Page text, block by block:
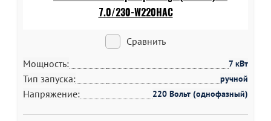
Сравнить
Мощность:
7 кВт
Тип запуска: ручной
Напряжение: 220 Вольт (однофазный)